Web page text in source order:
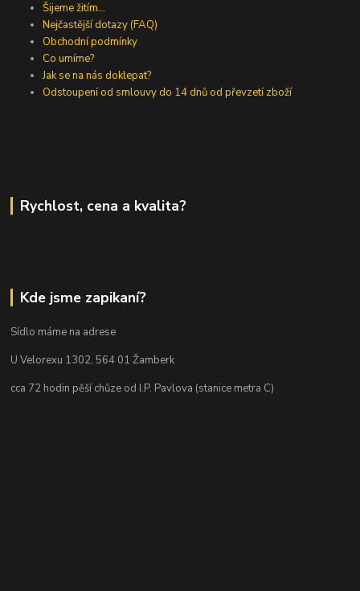
Šijeme žitím...
Nejčastější dotazy (FAQ)
Obchodní podmínky
Co umíme?
Jak se na nás doklepat?
Odstoupení od smlouvy do 14 dnů od převzetí zboží
Rychlost, cena a kvalita?
Kde jsme zapikaní?
Sídlo máme na adrese
U Velorexu 1302, 564 01 Žamberk
cca 72 hodin pěší chůze od I.P. Pavlova (stanice metra C)